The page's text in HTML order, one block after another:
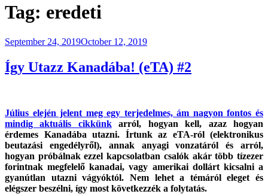
Tag: eredeti
Posted
September 24, 2019October 12, 2019
Így Utazz Kanadába! (eTA) #2
Július elején jelent meg egy terjedelmes, ám nagyon fontos és
mindig aktuális cikkünkarról, hogyan kell, azaz hogyan
érdemes Kanadába utazni. Írtunk az eTA-ról (elektronikus
beutazási engedélyről), annak anyagi vonzatáról és arról,
hogyan próbálnak ezzel kapcsolatban csalók akár több tízezer
forintnak megfelelő kanadai, vagy amerikai dollárt kicsalni a
gyanútlan utazni vágyóktól. Nem lehet a témáról eleget és
elégszer beszélni, így most következzék a folytatás.